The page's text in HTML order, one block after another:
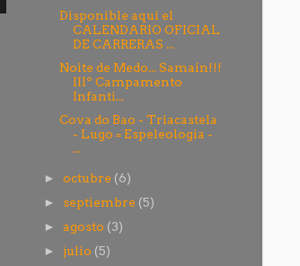
Disponible aquí el
CALENDARIO OFICIAL
DE CARRERAS ...
Noite de Medo... Samaín!!!
IIIº Campamento
Infanti...
Cova do Bao - Triacastela
- Lugo = Espeleología -
...
►octubre (6)
► septiembre (5)
► agosto (3)
►julio (5)